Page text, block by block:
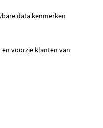
data kenmerken
voorzie klanten van